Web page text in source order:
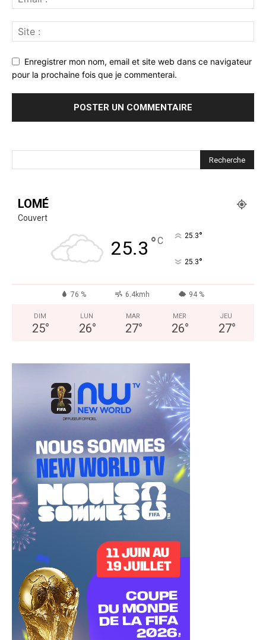
Enregistrer mon nom, email et site web dans ce navigateur
pour la prochaine fois que je commenterai.
LOMÉ
Couvert
25.3 °C 25.3°
25.3°
76 % 6.4kmh 94 %
DIM
25°
LUN
26°
MAR
27°
MER
26°
JEU
27°